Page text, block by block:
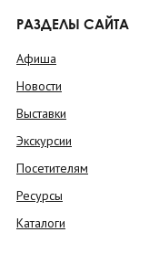
РАЗДЕЛЫ САЙТА
Афиша
Новости
Выставки
Экскурсии
Посетителям
Ресурсы
Каталоги